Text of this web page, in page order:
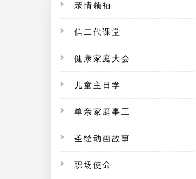
亲情领袖
信二代课堂
健康家庭大会
儿童主日学
单亲家庭事工
圣经动画故事
职场使命